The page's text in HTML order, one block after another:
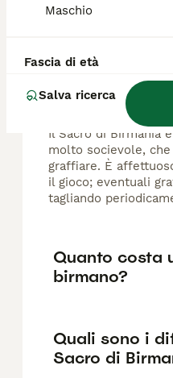
Maschio
Fascia di età
Salva ricerca
Sacro di
Il Sacro di Birmania
molto socievole,
graffiare. È
il gioco; eventuali
tagliando
Quanto costa
birmano?
Quali sono i
Sacro di